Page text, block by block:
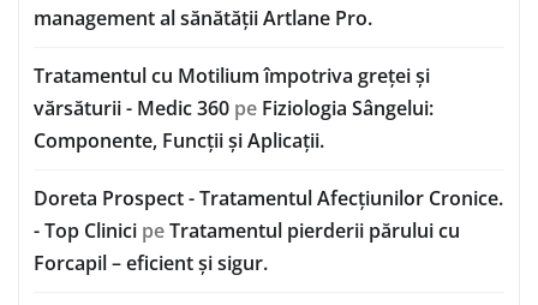
management al sănătății Artlane Pro.
Tratamentul cu Motilium împotriva greței și
vărsăturii - Medic 360 pe Fiziologia Sângelui:
Componente, Funcții și Aplicații.
Doreta Prospect - Tratamentul Afecțiunilor Cronice.
- Top Clinici peTratamentul pierderii părului cu
Forcapil – eficient și sigur.